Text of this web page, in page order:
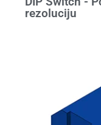
rezoluciju